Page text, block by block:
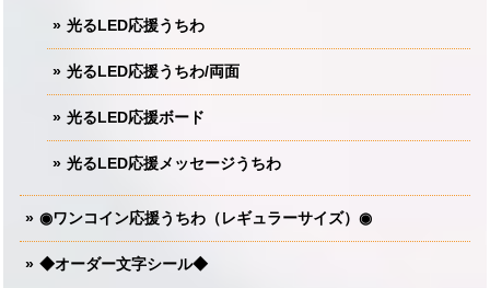
光るLED応援うちわ
光るLED応援うちわ/両面
光るLED応援ボード
光るLED応援メッセージうちわ
◉ワンコイン応援うちわ（レギュラーサイズ）◉
◆オーダー文字シール◆